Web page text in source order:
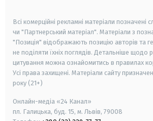
Всі комерційні рекламні матеріали позначені
чи "Партнерський матеріал". Матеріали з
"Позиція" відображають позицію авторів та
не поділяти їхніх поглядів. Детальніше щодо
цитування можна ознайомитись в правилах
Усі права захищені. Матеріали сайту
року (21+)
Онлайн-медіа «24 Канал»
пл. Галицька, буд. 15, м. Львів, 79008